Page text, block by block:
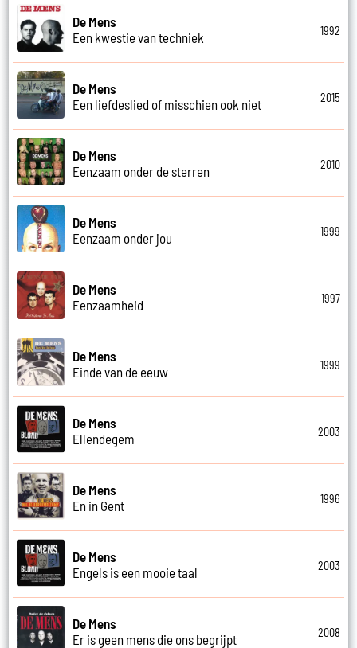
De Mens
Een kwestie van techniek
1992
De Mens
Een liefdeslied of misschien ook niet
2015
De Mens
Eenzaam onder de sterren
2010
De Mens
Eenzaam onder jou
1999
De Mens
Eenzaamheid
1997
De Mens
Einde van de eeuw
1999
De Mens
Ellendegem
2003
De Mens
En in Gent
1996
De Mens
Engels is een mooie taal
2003
De Mens
Er is geen mens die ons begrijpt
2008